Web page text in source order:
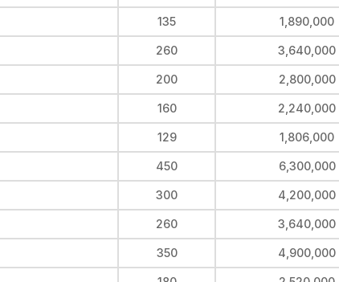
135 1,890,000
260 3,640,000
200 2,800,000
160 2,240,000
129 1,806,000
450 6,300,000
300 4,200,000
260 3,640,000
350 4,900,000